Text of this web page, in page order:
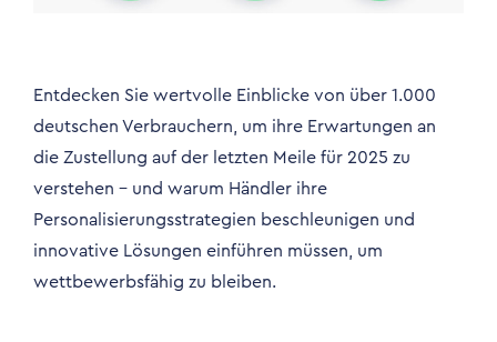
Entdecken Sie wertvolle Einblicke von über 1.000
deutschen Verbrauchern, um ihre Erwartungen an
die Zustellung auf der letzten Meile für 2025 zu
verstehen – und warum Händler ihre
Personalisierungsstrategien beschleunigen und
innovative Lösungen einführen müssen, um
wettbewerbsfähig zu bleiben.